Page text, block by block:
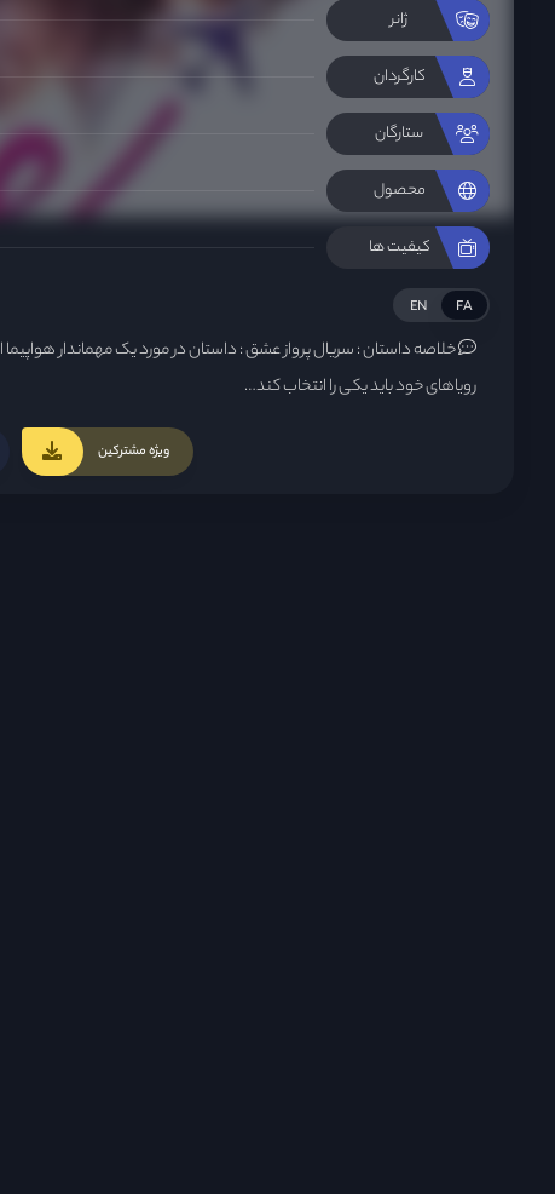
ژانر
کارگردان
ستارگان
محصول
کیفیت ها
FA
EN
خلاصه داستان :سریال پرواز عشق : داستان در مورد یک مهماندار
رویاهای خود باید یکی را انتخاب کند…
ویژه مشترکین